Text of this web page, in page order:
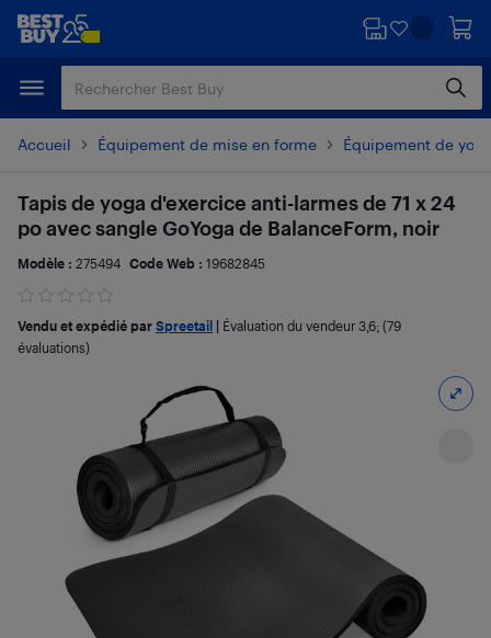
Passer
principal
Passer
Accueil Équipement de mise en forme Équipement de
Tapis de yoga d'exercice anti-larmes de 71 x 24
po avec sangle GoYoga de BalanceForm, noir
Modèle : 275494 Code Web : 19682845
Vendu et expédié par Spreetail Évaluation du vendeur 3,6; (79
évaluations)